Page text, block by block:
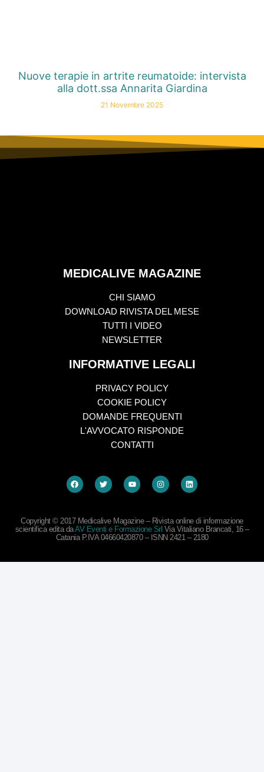
Nuove terapie in artrite reumatoide: intervista
alla dott.ssa Annarita Giardina
21 Novembre 2025
MEDICALIVE MAGAZINE
CHI SIAMO
DOWNLOAD RIVISTA DEL MESE
TUTTI I VIDEO
NEWSLETTER
INFORMATIVE LEGALI
PRIVACY POLICY
COOKIE POLICY
DOMANDE FREQUENTI
L'AVVOCATO RISPONDE
CONTATTI
Copyright © 2017 Medicalive Magazine – Rivista online di informazione
scientifica edita daAV Eventi e Formazione Srl Via Vitaliano Brancati, 16 –
Catania P.IVA 04660420870 – ISNN 2421 – 2180